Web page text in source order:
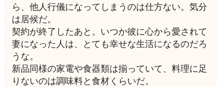
ら、他人行儀になってしまうのは仕方ない。気分
は居候だ。
契約が終了したあと。いつか彼に心から愛されて
妻になった人は、とても幸せな生活になるのだろ
うな。
新品同様の家電や食器類は揃っていて、料理に足
りないのは調味料と食材くらいだ。